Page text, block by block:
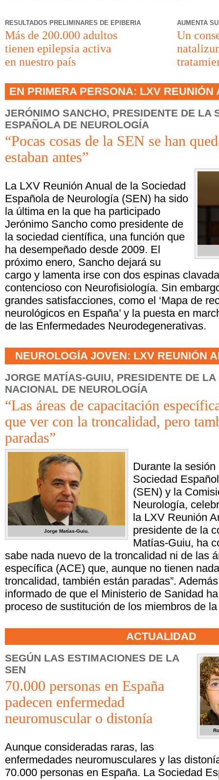
RESULTADOS PRELIMINARES DE EPIBERIA
Más de 200.000 adultos
tienen epilepsia activa
en nuestro país
AUMENTA
Un
EN PRIMERA PERSONA: LXV REUNIÓN
JERÓNIMO SANCHO, PRESIDENTE DE LA
ESPAÑOLA DE NEUROLOGÍA
“Pocas cosas de la SEN se han
estaban antes”
La LXV Reunión Anual de la Sociedad
Española de Neurología (SEN) ha sido
la última en la que ha participado
Jerónimo Sancho como presidente de
la sociedad científica, una función que
ha desempeñado desde 2009. El
próximo enero, Sancho dejará su
cargo y lamenta irse con dos espinas
contencioso con Neurofisiología. Sin
grandes satisfacciones, como el ‘Mapa de
neurológicos en España’ y la puesta en
de las Enfermedades Neurodegenerativas.
NEUROLOGÍA JOVEN: LXV REUNIÓN
JORGE MATÍAS-GUIU, PRESIDENTE DE LA
NACIONAL DE NEUROLOGÍA
“Las áreas de capacitación
que ver con la troncalidad, pero
paradas”
Jorge Matías-Guiu.
Durante la
Sociedad
(SEN) y la
Neurología,
la LXV Reunión
presidente de la
Matías-Guiu, ha
sabe nada nuevo de la troncalidad ni de las
específica (ACE) que, aunque no tienen
troncalidad, también están paradas”.
informado de que el Ministerio de Sanidad
proceso de sustitución de los miembros de
ACTUALIDAD
SEGÚN LAS ESTIMACIONES DE LA
SEN
70.000 personas en España
padecen enfermedad
neuromuscular o distonía
Aunque consideradas raras, las
enfermedades neuromusculares y las
70.000 personas en España. La Sociedad